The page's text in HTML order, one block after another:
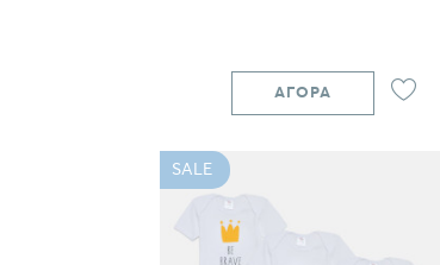
ΑΓΟΡΆ
SALE